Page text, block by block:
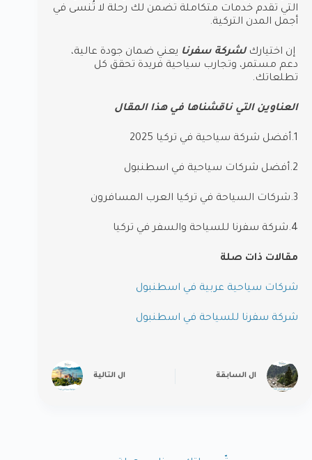
التي تقدم خدمات متكاملة تضمن لك رحلة لا تُنسى في
أجمل المدن التركية.
إن اختياركلشركة سفرنا يعني ضمان جودة عالية،
دعم مستمر، وتجارب سياحية فريدة تحقق كل
تطلعاتك.
العناوين التي ناقشناها في هذا المقال
1.أفضل شركة سياحية في تركيا 2025
2.أفضل شركات سياحية في اسطنبول
3.شركات السياحة في تركيا العرب المسافرون
4.شركة سفرنا للسياحة والسفر في تركيا
مقالات ذات صلة
شركات سياحية عربية في اسطنبول
شركة سفرنا للسياحة في اسطنبول
ال السابقة ال التالية